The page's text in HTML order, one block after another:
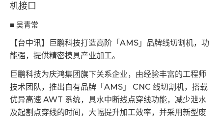
机接口
■ 吴青常
【台中讯】巨鹏科技打造高阶「AMS」品牌线切割机，功
能强，提供精密模具产业加工。
巨鹏科技为庆鸿集团旗下关系企业，由经验丰富的工程师
技术团队，推出自有品牌「AMS」 CNC 线切割机，搭载
优异高速 AWT 系统，具水中断线点穿线功能，减少泄水
及起割点穿线的时间，大幅提升加工效率，并采用新型废